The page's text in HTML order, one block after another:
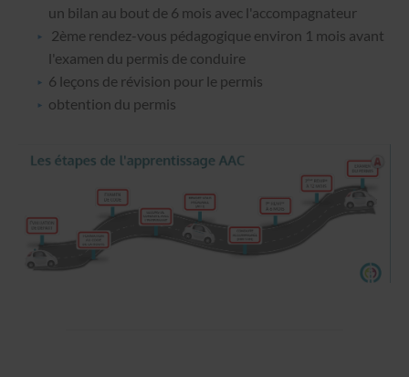
un bilan au bout de 6 mois avec l'accompagnateur
2ème rendez-vous pédagogique environ 1 mois avant
l'examen du permis de conduire
6 leçons de révision pour le permis
obtention du permis